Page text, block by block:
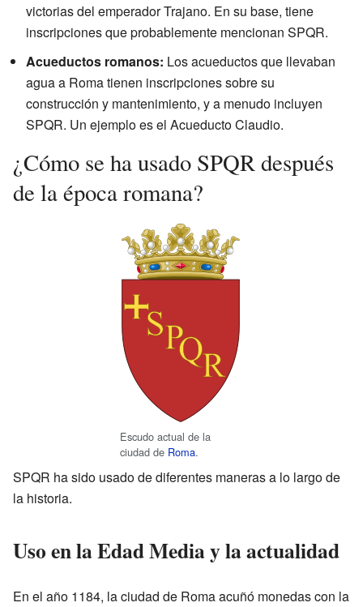
victorias del emperador Trajano. En su base, tiene
inscripciones que probablemente mencionan SPQR.
Acueductos romanos: Los acueductos que llevaban
agua a Roma tienen inscripciones sobre su
construcción y mantenimiento, y a menudo incluyen
SPQR. Un ejemplo es el Acueducto Claudio.
¿Cómo se ha usado SPQR después
de la época romana?
Escudo actual de la
ciudad de Roma.
SPQR ha sido usado de diferentes maneras a lo largo de
la historia.
Uso en la Edad Media y la actualidad
En el año 1184, la ciudad de Roma acuñó monedas con la